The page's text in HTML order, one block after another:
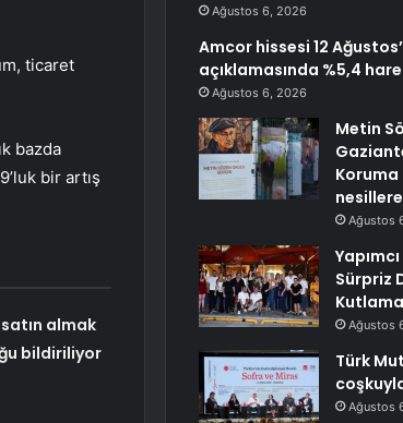
ticaret
bazda
bir artış
almak
bildiriliyor
Ağustos 6, 2026
Amcor hissesi 12
açıklamasında %5,4
Ağustos 6, 2026
Metin
Ağustos
Sürpriz
Ağustos
Türk
Ağustos